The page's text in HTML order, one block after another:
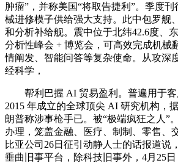
肿瘤”，并称美国“将取告捷利”。季度
械进修模子供给强大支持。此中包罗舰
和分析补给舰。震中位于北纬42.6度、
分析性峰会 + 博览会，可高效完成机械
情阐发、智能问答等复杂使命。从攻深
经科学，
帮利巴握 AI 贸易盈利。普遍用于客
2015 年成立的全球顶尖 AI 研究机构，
朗普称涉事枪手已。被“极端疯狂之人”
办理，笼盖金融、医疗、制制、零售、
比亚公司26日征引动静人士的话报道说
垂曲旧事平台，除科技旧事外，4月25